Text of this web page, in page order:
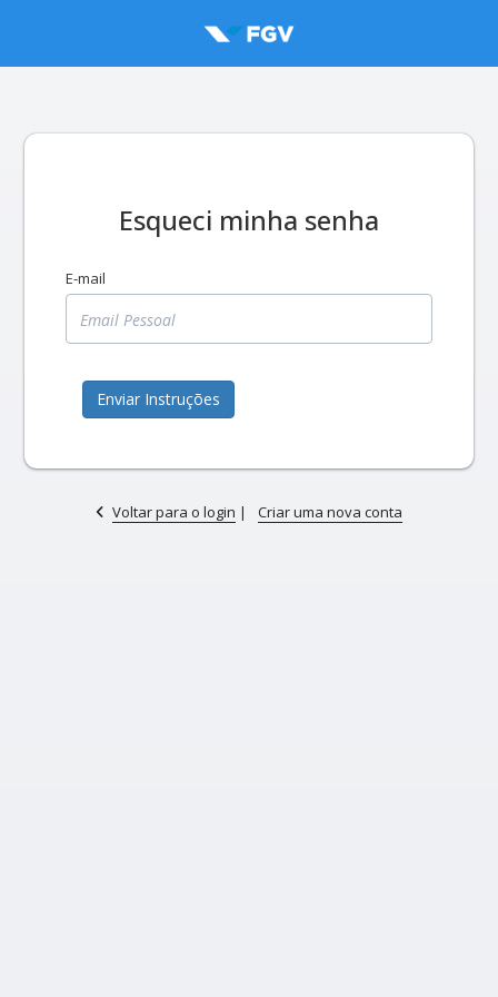
Esqueci minha senha
E-mail
Enviar Instruções
Voltar para o login | Criar uma nova conta